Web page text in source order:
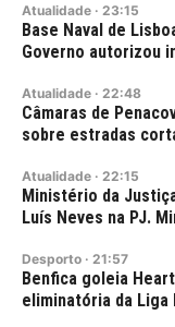
Atualidade · 23:15
Base Naval de
Governo autorizou
Atualidade · 22:48
Câmaras de
sobre estradas
Atualidade · 22:15
Ministério da
Luís Neves na PJ.
Desporto · 21:57
Benfica goleia
eliminatória da Liga